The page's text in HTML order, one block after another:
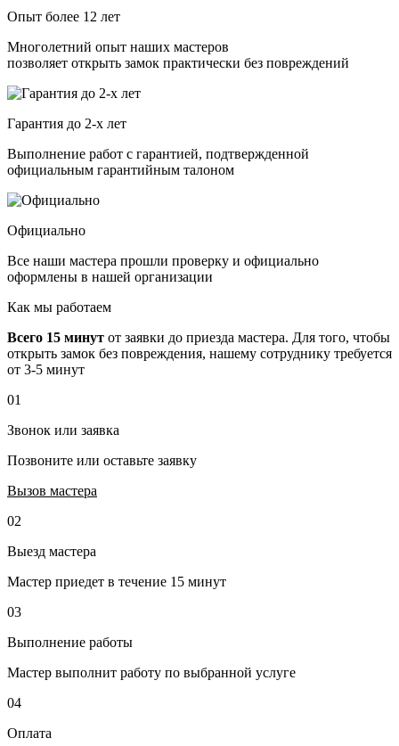
Опыт более 12 лет
Многолетний опыт наших мастеров
позволяет открыть замок практически без повреждений
Гарантия до 2-х лет
Выполнение работ с гарантией, подтвержденной
официальным гарантийным талоном
Официально
Все наши мастера прошли проверку и официально
оформлены в нашей организации
Как мы работаем
Всего 15 минут от заявки до приезда мастера. Для того, чтобы
открыть замок без повреждения, нашему сотруднику требуется
от 3-5 минут
01
Звонок или заявка
Позвоните или оставьте заявку
Вызов мастера
02
Выезд мастера
Мастер приедет в течение 15 минут
03
Выполнение работы
Мастер выполнит работу по выбранной услуге
04
Оплата